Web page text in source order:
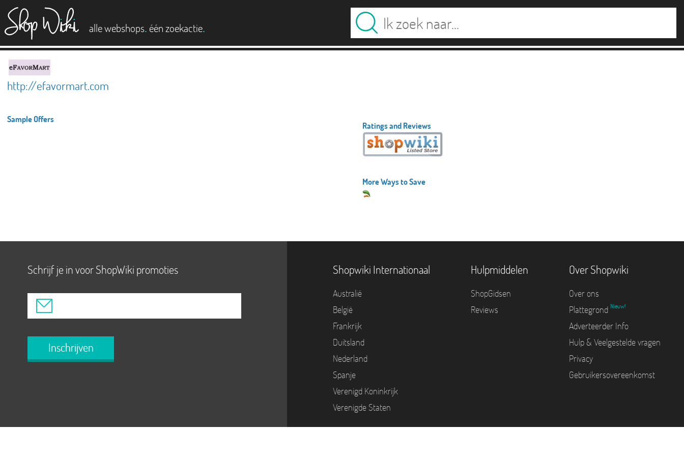
alle webshops. één zoekactie.
http://efavormart.com
Sample Offers
Ratings and Reviews
More Ways to Save
Schrijf je in voor ShopWiki promoties
Inschrijven
Shopwiki Internationaal
Australië
België
Frankrijk
Duitsland
Nederland
Spanje
Verenigd Koninkrijk
Verenigde Staten
Hulpmiddelen
ShopGidsen
Reviews
Over Shopwiki
Over ons
Plattegrond Nieuw!
Adverteerder Info
Hulp & Veelgestelde vragen
Privacy
Gebruikersovereenkomst